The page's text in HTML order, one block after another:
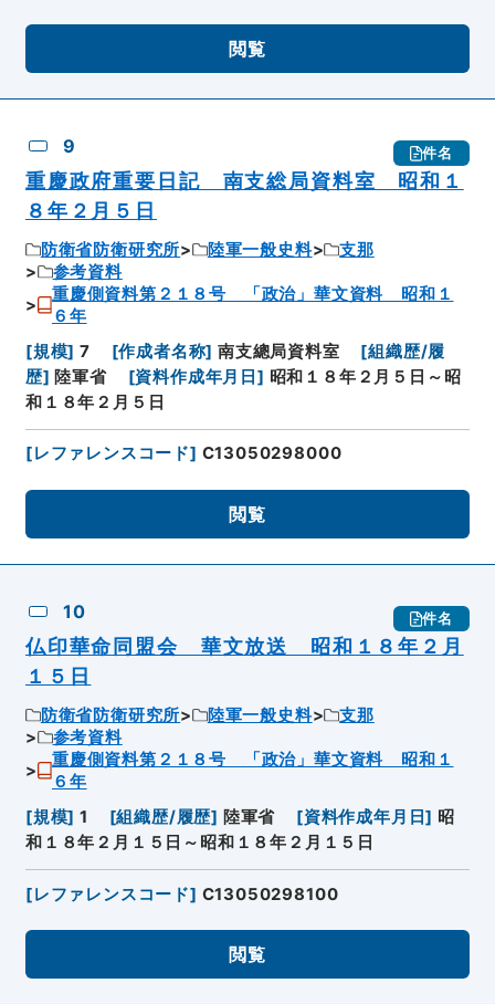
閲覧
9 件名
重慶政府重要日記 南支総局資料室 昭和１
８年２月５日
防衛省防衛研究所 陸軍一般史料
支那
参考資料
重慶側資料第２１８号 「政治」華文資料 昭和１
６年
[規模] 7 [作成者名称] 南支總局資料室 [組織歴/履
歴] 陸軍省 [資料作成年月日] 昭和１８年２月５日～昭
和１８年２月５日
[レファレンスコード] C13050298000
閲覧
10 件名
仏印華命同盟会 華文放送 昭和１８年２月
１５日
防衛省防衛研究所 陸軍一般史料
支那
参考資料
重慶側資料第２１８号 「政治」華文資料 昭和１
６年
[規模] 1 [組織歴/履歴] 陸軍省 [資料作成年月日] 昭
和１８年２月１５日～昭和１８年２月１５日
[レファレンスコード] C13050298100
閲覧